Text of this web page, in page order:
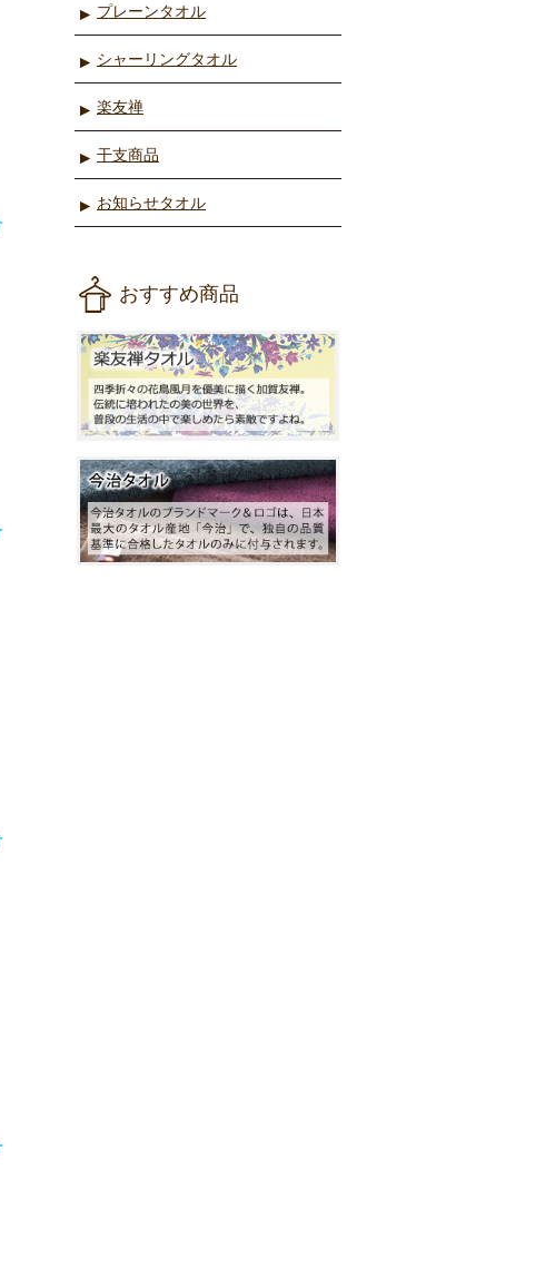
プレーンタオル
シャーリングタオル
楽友禅
干支商品
お知らせタオル
おすすめ商品